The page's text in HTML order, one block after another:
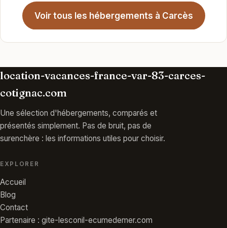
Voir tous les hébergements à Carcès
location-vacances-france-var-83-carces-
cotignac.com
Une sélection d'hébergements, comparés et
présentés simplement. Pas de bruit, pas de
surenchère : les informations utiles pour choisir.
EXPLORER
Accueil
Blog
Contact
Partenaire : gite-lesconil-ecumedemer.com